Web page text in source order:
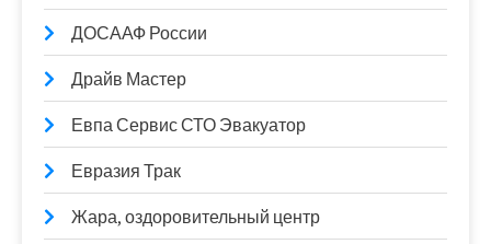
ДОСААФ России
Драйв Мастер
Евпа Сервис СТО Эвакуатор
Евразия Трак
Жара, оздоровительный центр